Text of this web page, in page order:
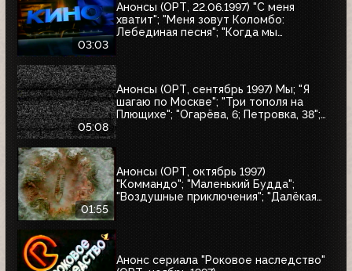
03:03
Анонсы (ОРТ, 22.06.1997) "С меня
хватит"; "Меня зовут Коломбо:
Лебединая песня"; "Когда мы
05:08
Анонсы (ОРТ, сентябрь 1997) Мы; "Я
шагаю по Москве"; "Три тополя на
Плющихе"; "Огарёва, 6; Петровка, 38";
01:55
Анонсы (ОРТ, октябрь 1997)
"Коммандо"; "Маленький Будда";
"Воздушные приключения"; "Далёкая
Анонс сериала "Роковое наследство"